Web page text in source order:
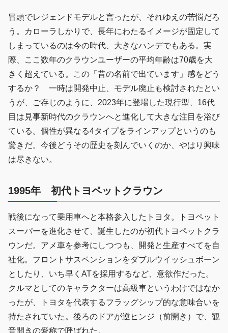
冒頭でレジェンドモデルと言ったが、それゆえの苦悩だろ
う。カローラしかりで、長年にわたるイメージが固定して
しまっているのは今の時代、大きなハンデでもある。実
際、ここ数年のクラウンユーザーの平均年齢は70歳を大
きく超えている。この「昔の名前で出ています」感をどう
するか？ 一時は開発中止、モデル廃止も検討されたとい
うが、ご存じのように、2023年に登場した現行型、16代
目は見事新時代のクラウンへと進化して大きな注目を浴び
ている。個性が異なる4タイプをラインアップというのも
驚きだ。今後どうその歴史を刻んでいくのか、やはり興味
は尽きない。
1995年 初代トヨペットクラウン
戦後になって乗用車へと本格参入したトヨタ。トヨペット
スーパーを進化させて、誕生したのが初代トヨペットクラ
ウンだ。アメ車を参考にしつつも、開発と生産すべてを自
社化。フロントサスペンションをダブルウイッシュボーン
としたり、いち早くATを採用するなど、意欲作だった。
クルマとしてのキャラクターは高級車というわけではなか
ったが、トヨタを代表するフラッグシップ的な意味合いを
持たされていた。後ろのドアが逆ヒンジ（前開き）で、観
音開きの愛称で呼ばれた。